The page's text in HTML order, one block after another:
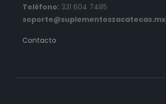
Teléfono: 331 604 7485
soporte@suplementoszacatecas.mx
Contacto